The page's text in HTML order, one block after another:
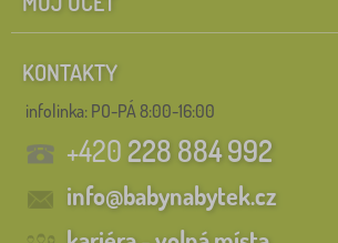
KONTAKTY
infolinka: PO-PÁ 8:00-16:00
+420228 884 992
info@babynabytek.cz